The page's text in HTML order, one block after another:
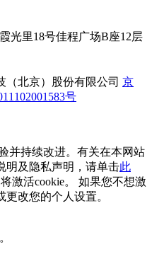
光里18号佳程广场B座12层
（北京）股份有限公司 京
号
并持续改进。有关在本网站
明及隐私声明，请单击此
激活cookie。 如果您不想激
更改您的个人设置。